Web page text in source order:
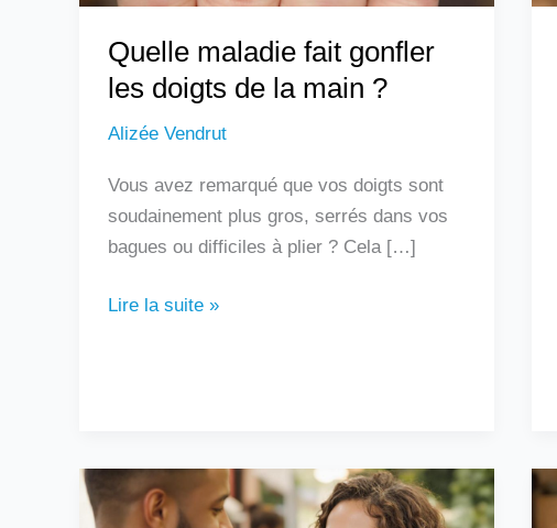
Quelle maladie fait gonfler
les doigts de la main ?
Alizée Vendrut
Vous avez remarqué que vos doigts sont
soudainement plus gros, serrés dans vos
bagues ou difficiles à plier ? Cela […]
Lire la suite »
Un
homme